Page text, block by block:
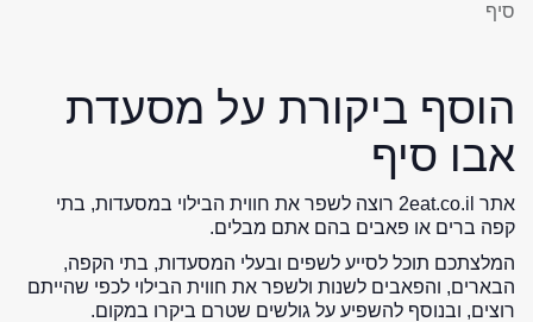
סיף
הוסף ביקורת על מסעדת
אבו סיף
אתר 2eat.co.il רוצה לשפר את חווית הבילוי במסעדות, בתי
קפה ברים או פאבים בהם אתם מבלים.
המלצתכם תוכל לסייע לשפים ובעלי המסעדות, בתי הקפה,
הבארים, והפאבים לשנות ולשפר את חווית הבילוי לכפי שהייתם
רוצים, ובנוסף להשפיע על גולשים שטרם ביקרו במקום.